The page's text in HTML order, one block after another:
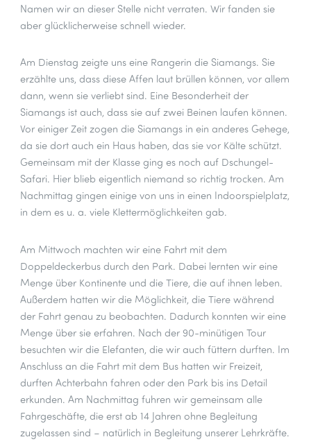
Namen wir an dieser Stelle nicht verraten. Wir fanden sie
aber glücklicherweise schnell wieder.
Am Dienstag zeigte uns eine Rangerin die Siamangs. Sie
erzählte uns, dass diese Affen laut brüllen können, vor allem
dann, wenn sie verliebt sind. Eine Besonderheit der
Siamangs ist auch, dass sie auf zwei Beinen laufen können.
Vor einiger Zeit zogen die Siamangs in ein anderes Gehege,
da sie dort auch ein Haus haben, das sie vor Kälte schützt.
Gemeinsam mit der Klasse ging es noch auf Dschungel-
Safari. Hier blieb eigentlich niemand so richtig trocken. Am
Nachmittag gingen einige von uns in einen Indoorspielplatz,
in dem es u. a. viele Klettermöglichkeiten gab.
Am Mittwoch machten wir eine Fahrt mit dem
Doppeldeckerbus durch den Park. Dabei lernten wir eine
Menge über Kontinente und die Tiere, die auf ihnen leben.
Außerdem hatten wir die Möglichkeit, die Tiere während
der Fahrt genau zu beobachten. Dadurch konnten wir eine
Menge über sie erfahren. Nach der 90-minütigen Tour
besuchten wir die Elefanten, die wir auch füttern durften. Im
Anschluss an die Fahrt mit dem Bus hatten wir Freizeit,
durften Achterbahn fahren oder den Park bis ins Detail
erkunden. Am Nachmittag fuhren wir gemeinsam alle
Fahrgeschäfte, die erst ab 14 Jahren ohne Begleitung
zugelassen sind – natürlich in Begleitung unserer Lehrkräfte.